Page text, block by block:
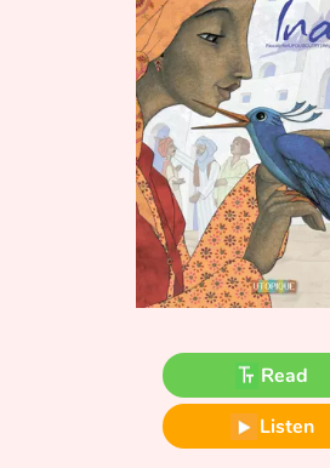
Tales and classics in french
Fable, myth, literature and poetry
Princesses and princes, kings,
Heroines and Heroes
Ecology, nature, seasons
Read
Listen